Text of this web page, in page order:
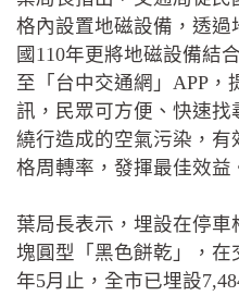
格內設置地磁設備，透
國110年更將地磁設備結
至「台中交通網」APP，
訊，民眾可方便、快速
繞行造成的空氣污染，
格周轉率，發揮最佳效益
葉局長表示，埋設在停
塊圓型「黑色餅乾」，
年5月止，全市已埋設